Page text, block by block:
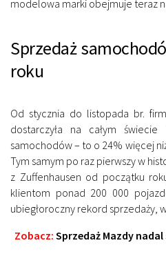
modelowa marki obejmuje teraz
Sprzedaż
roku
Od stycznia do listopada br.
dostarczyła na całym
samochodów – to o 24% więcej
Tym samym po raz pierwszy w
z Zuffenhausen od początku
klientom ponad 200 000
ubiegłoroczny rekord sprzedaży,
Zobacz: Sprzedaż Mazdy